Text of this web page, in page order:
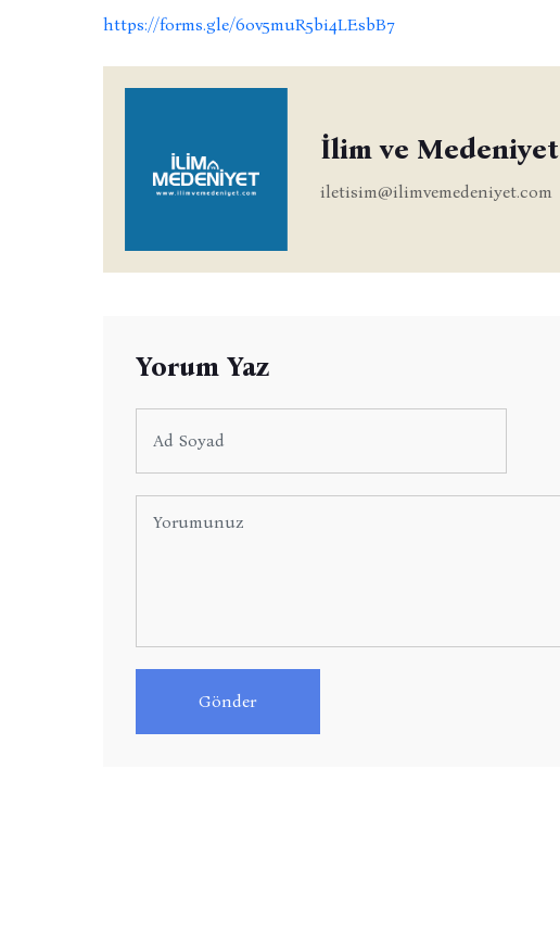
https://forms.gle/6ov5muR5bi4LEsbB7
İlim ve Medeniyet
iletisim@ilimvemedeniyet.com
Yorum Yaz
Gönder